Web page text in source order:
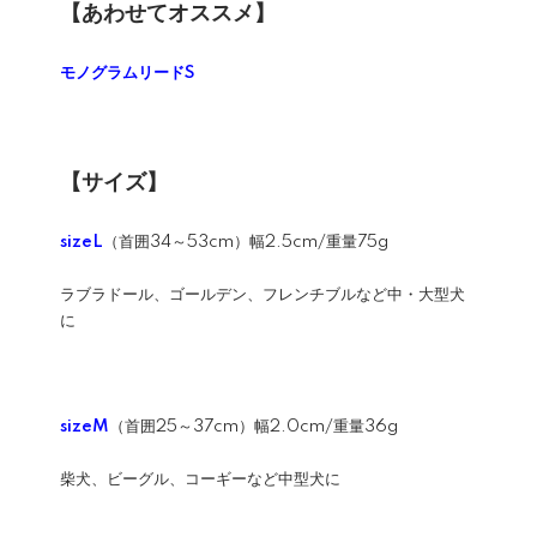
【あわせてオススメ】
モノグラムリードS
【サイズ】
sizeL （首囲34～53cm）幅2.5cm/重量75g
ラブラドール、ゴールデン、フレンチブルなど中・大型犬
に
sizeM （首囲25～37cm）幅2.0cm/重量36g
柴犬、ビーグル、コーギーなど中型犬に